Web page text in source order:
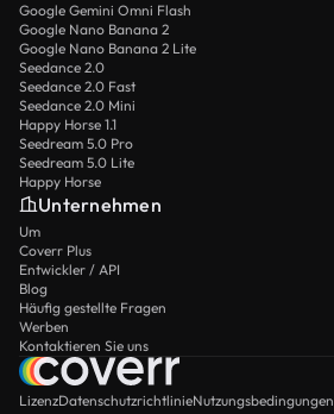
Google Gemini Omni Flash
Google Nano Banana 2
Google Nano Banana 2 Lite
Seedance 2.0
Seedance 2.0 Fast
Seedance 2.0 Mini
Happy Horse 1.1
Seedream 5.0 Pro
Seedream 5.0 Lite
Happy Horse
Unternehmen
Um
Coverr Plus
Entwickler / API
Blog
Häufig gestellte Fragen
Werben
Kontaktieren Sie uns
LizenzDatenschutzrichtlinieNutzungsbedingungen